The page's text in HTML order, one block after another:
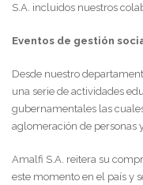
S.A. incluidos nuestros
Eventos de gestión
Desde nuestro
una serie de actividades
gubernamentales las
aglomeración de personas
Amalfi S.A. reitera su
este momento en el país y